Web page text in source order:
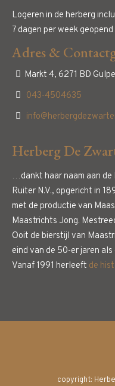
Logeren in de herberg
7 dagen per week geopend
Adres &
Markt 4, 6271 BD
043-4504635
Herberg De
…dankt haar naam aan de
Ruiter N.V., opgericht in
met de productie van
Maastrichts Jong.
Ooit de bierstijl van
eind van de 50-er jaren
Vanaf 1991 herleeft de
copyright: